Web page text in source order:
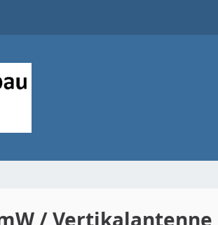
/ Vertikalantenne